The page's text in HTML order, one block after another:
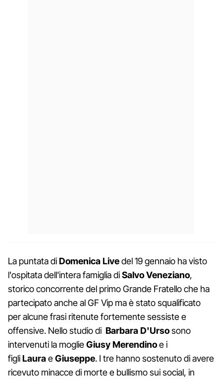
La puntata diDomenica Livedel 19 gennaio ha visto
l'ospitata dell'intera famiglia diSalvo Veneziano,
storico concorrente del primo Grande Fratello che ha
partecipato anche al GF Vip ma è stato squalificato
per alcune frasi ritenute fortemente sessiste e
offensive. Nello studio di Barbara D'Ursosono
intervenuti la moglieGiusy Merendinoe i
figliLauraeGiuseppe. I tre hanno sostenuto di avere
ricevuto minacce di morte e bullismo sui social, in